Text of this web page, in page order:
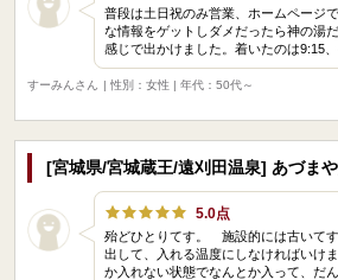
普段は土日祝のみ営業、ホームページ
な情報をゲットしダメだったら神の湯
感じで出かけました。着いたのは9:15
すーみんさん
| 性別：女性 | 年代：50代～
[宮城県/宮城蔵王/遠刈田温泉] あづま
5.0点
殆どひとりてす。 施設的には古いて
出して、入れる温度にしなければいけません。 ホース
か入れない状態でなんとか入って、だ